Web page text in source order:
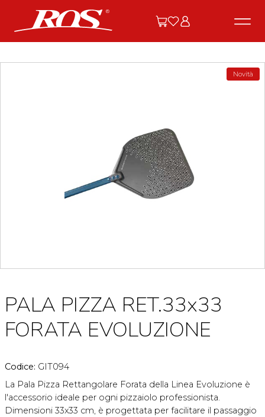
Novità
PALA PIZZA RET.33x33
FORATA EVOLUZIONE
Codice: GIT094
La Pala Pizza Rettangolare Forata della Linea Evoluzione è
l'accessorio ideale per ogni pizzaiolo professionista.
Dimensioni 33x33 cm, è progettata per facilitare il passaggio